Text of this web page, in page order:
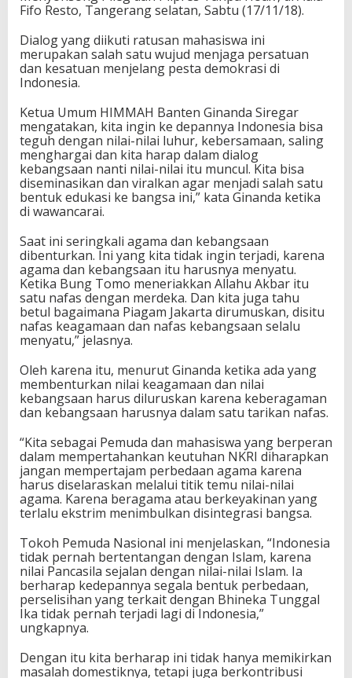
Fifo Resto, Tangerang selatan, Sabtu (17/11/18).
Dialog yang diikuti ratusan mahasiswa ini
merupakan salah satu wujud menjaga persatuan
dan kesatuan menjelang pesta demokrasi di
Indonesia.
Ketua Umum HIMMAH Banten Ginanda Siregar
mengatakan, kita ingin ke depannya Indonesia bisa
teguh dengan nilai-nilai luhur, kebersamaan, saling
menghargai dan kita harap dalam dialog
kebangsaan nanti nilai-nilai itu muncul. Kita bisa
diseminasikan dan viralkan agar menjadi salah satu
bentuk edukasi ke bangsa ini,” kata Ginanda ketika
di wawancarai.
Saat ini seringkali agama dan kebangsaan
dibenturkan. Ini yang kita tidak ingin terjadi, karena
agama dan kebangsaan itu harusnya menyatu.
Ketika Bung Tomo meneriakkan Allahu Akbar itu
satu nafas dengan merdeka. Dan kita juga tahu
betul bagaimana Piagam Jakarta dirumuskan, disitu
nafas keagamaan dan nafas kebangsaan selalu
menyatu,” jelasnya.
Oleh karena itu, menurut Ginanda ketika ada yang
membenturkan nilai keagamaan dan nilai
kebangsaan harus diluruskan karena keberagaman
dan kebangsaan harusnya dalam satu tarikan nafas.
“Kita sebagai Pemuda dan mahasiswa yang berperan
dalam mempertahankan keutuhan NKRI diharapkan
jangan mempertajam perbedaan agama karena
harus diselaraskan melalui titik temu nilai-nilai
agama. Karena beragama atau berkeyakinan yang
terlalu ekstrim menimbulkan disintegrasi bangsa.
Tokoh Pemuda Nasional ini menjelaskan, “Indonesia
tidak pernah bertentangan dengan Islam, karena
nilai Pancasila sejalan dengan nilai-nilai Islam. Ia
berharap kedepannya segala bentuk perbedaan,
perselisihan yang terkait dengan Bhineka Tunggal
Ika tidak pernah terjadi lagi di Indonesia,”
ungkapnya.
Dengan itu kita berharap ini tidak hanya memikirkan
masalah domestiknya, tetapi juga berkontribusi